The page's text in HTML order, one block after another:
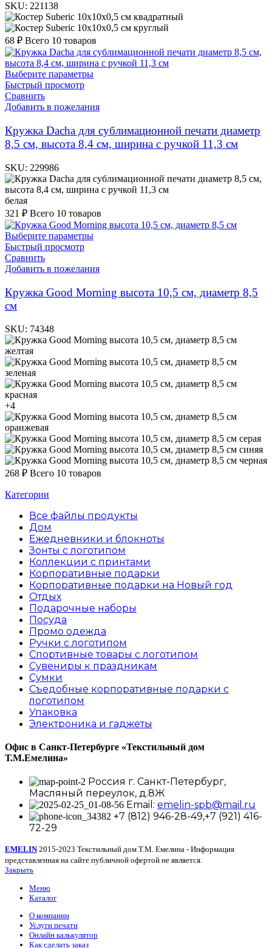
SKU: 221138
квадратный
круглый
68 ₽ Всего 10 товаров
Выберите параметры
Быстрый просмотр
Сравнить
Добавить в пожелания
Кружка Dacha для сублимационной печати диаметр
8,5 см, высота 8,4 см, ширина с ручкой 11,3 см
SKU: 229986
белая
321 ₽ Всего 10 товаров
Выберите параметры
Быстрый просмотр
Сравнить
Добавить в пожелания
Кружка Good Morning высота 10,5 см, диаметр 8,5
см
SKU: 74348
желтая
зеленая
красная
+4
оранжевая
серая
синяя
черная
268 ₽ Всего 10 товаров
Категории
Все файлы продукты
Дом
Ежедневники и блокноты
Зонты с логотипом
Коллекции с принтами
Корпоративные подарки
Корпоративные подарки на Новый год
Отдых
Подарочные наборы
Посуда
Промо одежда
Ручки с логотипом
Спортивные товары с логотипом
Сувениры к праздникам
Сумки
Съедобные корпоративные подарки с
логотипом
Упаковка
Электроника и гаджеты
Офис в Санкт-Петербурге «Текстильный дом
Т.М.Емелина»
Россия г. Санкт-Петербург,
Масляный переулок, д.8Ж
Email: emelin-spb@mail.ru
+7 (812) 946-28-49,+7 (921) 416-
72-29
EMELIN 2015-2023 Текстильный дом Т.М. Емелина - Информация
представленная на сайте публичной офертой не является.
Закрыть
Меню
Каталог
О компании
Услуги печати
Онлайн калькулятор
Как сделать заказ